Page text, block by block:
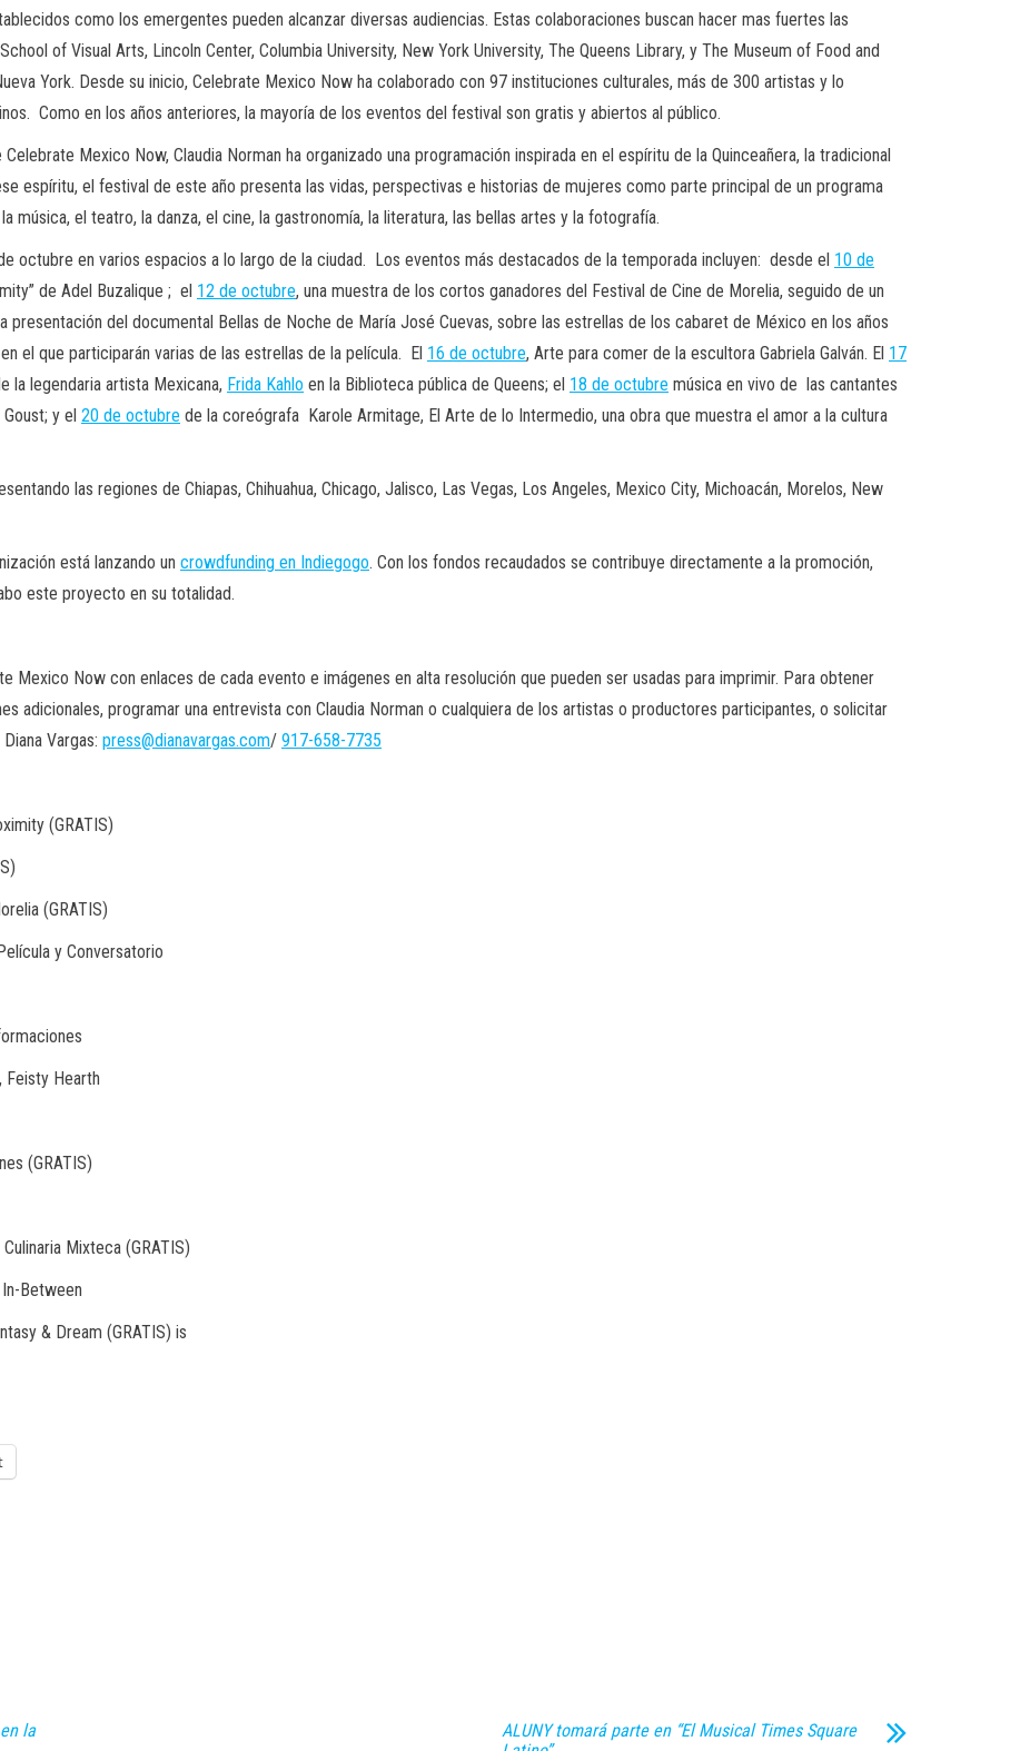
como los emergentes pueden alcanzar diversas audiencias. Estas colaboraciones buscan hacer mas fuertes las
of Visual Arts, Lincoln Center, Columbia University, New York University, The Queens Library, y The Museum of Food and
York. Desde su inicio, Celebrate Mexico Now ha colaborado con 97 instituciones culturales, más de 300 artistas y lo
Como en los años anteriores, la mayoría de los eventos del festival son gratis y abiertos al público.
Mexico Now, Claudia Norman ha organizado una programación inspirada en el espíritu de la Quinceañera, la tradicional
espíritu, el festival de este año presenta las vidas, perspectivas e historias de mujeres como parte principal de un programa
música, el teatro, la danza, el cine, la gastronomía, la literatura, las bellas artes y la fotografía.
octubre en varios espacios a lo largo de la ciudad. Los eventos más destacados de la temporada incluyen: desde el 10 de
de Adel Buzalique ; el 12 de octubre, una muestra de los cortos ganadores del Festival de Cine de Morelia, seguido de un
presentación del documental Bellas de Noche de María José Cuevas, sobre las estrellas de los cabaret de México en los años
el que participarán varias de las estrellas de la película. El 16 de octubre, Arte para comer de la escultora Gabriela Galván. El 17
la legendaria artista Mexicana, Frida Kahlo en la Biblioteca pública de Queens; el 18 de octubre música en vivo de las cantantes
y el 20 de octubre de la coreógrafa Karole Armitage, El Arte de lo Intermedio, una obra que muestra el amor a la cultura
las regiones de Chiapas, Chihuahua, Chicago, Jalisco, Las Vegas, Los Angeles, Mexico City, Michoacán, Morelos, New
está lanzando un crowdfunding en Indiegogo. Con los fondos recaudados se contribuye directamente a la promoción,
este proyecto en su totalidad.
Mexico Now con enlaces de cada evento e imágenes en alta resolución que pueden ser usadas para imprimir. Para obtener
adicionales, programar una entrevista con Claudia Norman o cualquiera de los artistas o productores participantes, o solicitar
Vargas: press@dianavargas.com/ 917-658-7735
(GRATIS)
(GRATIS)
y Conversatorio
Feisty Hearth
(GRATIS)
Mixteca (GRATIS)
Between
& Dream (GRATIS) is
la
ALUNY tomará parte en “El Musical Times Square